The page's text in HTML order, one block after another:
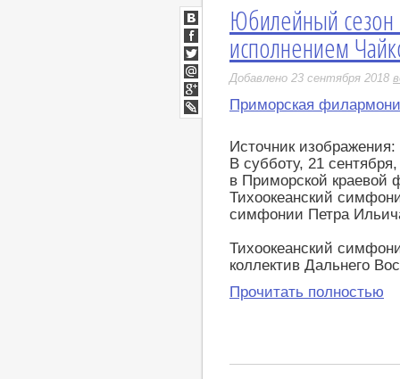
Юбилейный
исполнением
Добавлено 23 сентября 2018
Приморская
Источник изображения:
В субботу, 21
в Приморской краевой
Тихоокеанский
симфонии Петра
Тихоокеанский
коллектив Дальнего
Прочитать полностью
ВКонтакте
Facebook
Twitter
Мой
Мир
Google+
LiveJournal